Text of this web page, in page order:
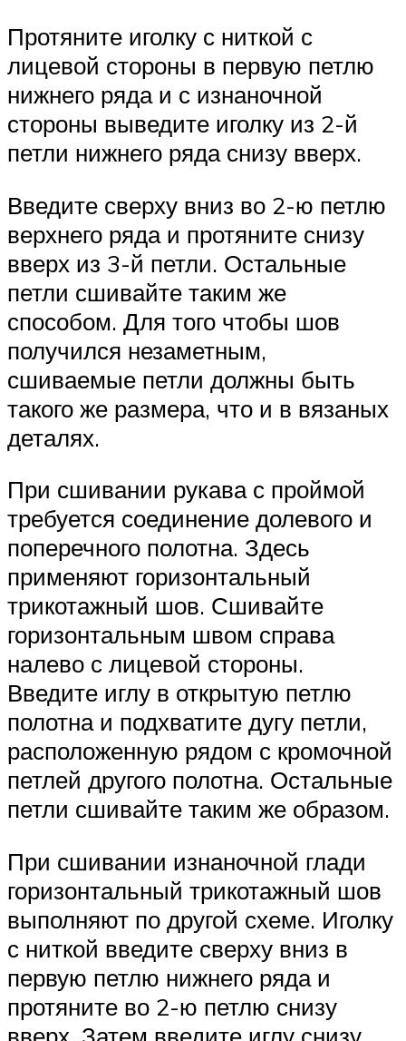
Протяните иголку с ниткой с
лицевой стороны в первую петлю
нижнего ряда и с изнаночной
стороны выведите иголку из 2-й
петли нижнего ряда снизу вверх.
Введите сверху вниз во 2-ю петлю
верхнего ряда и протяните снизу
вверх из 3-й петли. Остальные
петли сшивайте таким же
способом. Для того чтобы шов
получился незаметным,
сшиваемые петли должны быть
такого же размера, что и в вязаных
деталях.
При сшивании рукава с проймой
требуется соединение долевого и
поперечного полотна. Здесь
применяют горизонтальный
трикотажный шов. Сшивайте
горизонтальным швом справа
налево с лицевой стороны.
Введите иглу в открытую петлю
полотна и подхватите дугу петли,
расположенную рядом с кромочной
петлей другого полотна. Остальные
петли сшивайте таким же образом.
При сшивании изнаночной глади
горизонтальный трикотажный шов
выполняют по другой схеме. Иголку
с ниткой введите сверху вниз в
первую петлю нижнего ряда и
протяните во 2-ю петлю снизу